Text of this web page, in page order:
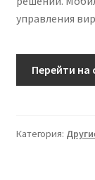
управления
Перейти на
Категория: